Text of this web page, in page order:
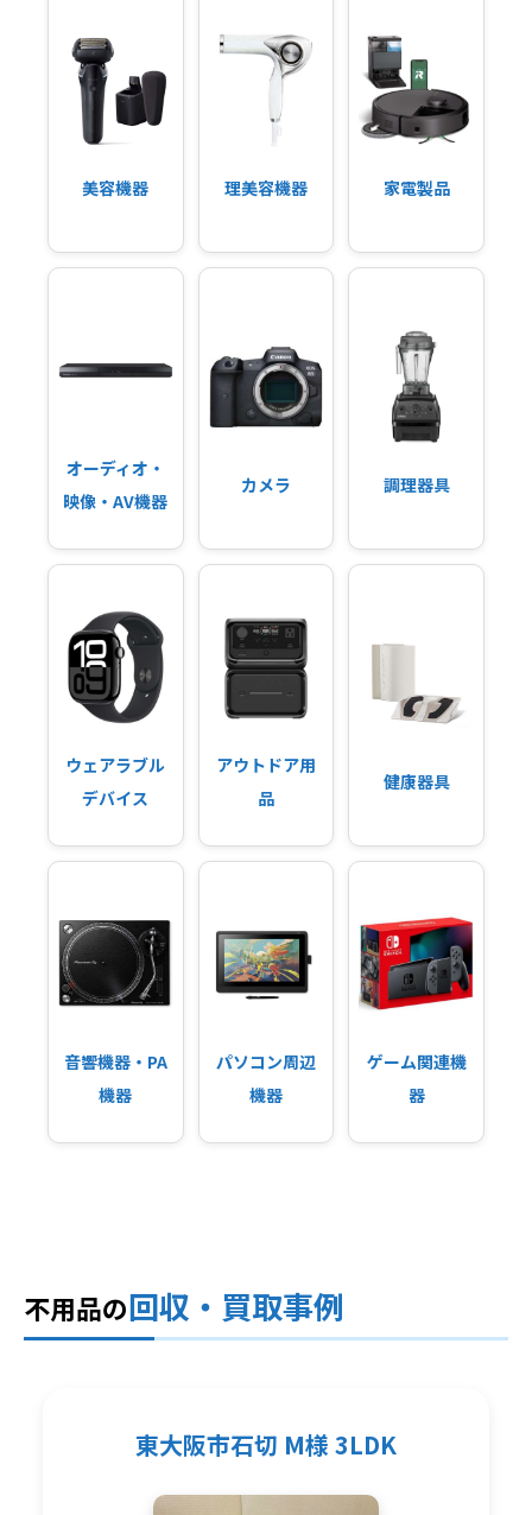
美容機器 理美容機器 家電製品
オーディオ・
映像・AV機器
カメラ 調理器具
ウェアラブル
デバイス
アウトドア用
品
健康器具
音響機器・PA
機器
パソコン周辺
機器
ゲーム関連機
器
不用品の回収・買取事例
東大阪市石切 M様 3LDK